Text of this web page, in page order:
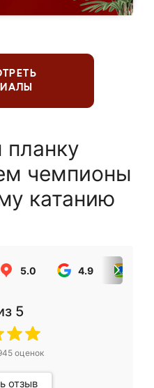
чемпионы
катанию
5.0 4.9
5
оценок
отзыв